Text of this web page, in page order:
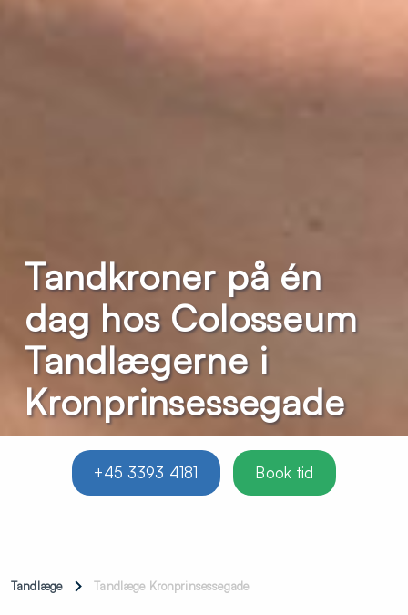
Tandkroner på én
dag hos Colosseum
Tandlægerne i
Kronprinsessegade
+45 3393 4181 Book tid
Tandlæge Tandlæge Kronprinsessegade